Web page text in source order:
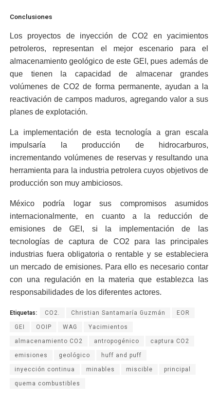
Conclusiones
Los proyectos de inyección de CO2 en yacimientos
petroleros, representan el mejor escenario para el
almacenamiento geológico de este GEI, pues además de
que tienen la capacidad de almacenar grandes
volúmenes de CO2 de forma permanente, ayudan a la
reactivación de campos maduros, agregando valor a sus
planes de explotación.
La implementación de esta tecnología a gran escala
impulsaría la producción de hidrocarburos,
incrementando volúmenes de reservas y resultando una
herramienta para la industria petrolera cuyos objetivos de
producción son muy ambiciosos.
México podría logar sus compromisos asumidos
internacionalmente, en cuanto a la reducción de
emisiones de GEI, si la implementación de las
tecnologías de captura de CO2 para las principales
industrias fuera obligatoria o rentable y se estableciera
un mercado de emisiones. Para ello es necesario contar
con una regulación en la materia que establezca las
responsabilidades de los diferentes actores.
Etiquetas: CO2. Christian Santamaría Guzmán EOR
GEI OOIP WAG Yacimientos
almacenamiento CO2 antropogénico captura CO2
emisiones geológico huff and puff
inyección continua minables miscible principal
quema combustibles